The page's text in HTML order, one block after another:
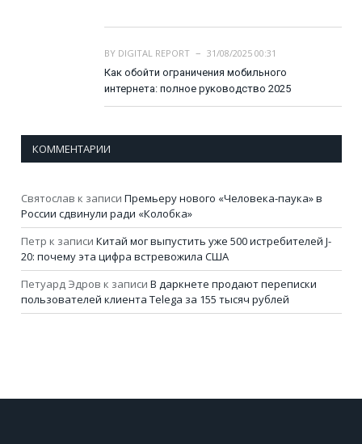
BY DIGITAL REPORT
31/08/2025 00:31
Как обойти ограничения мобильного
интернета: полное руководство 2025
КОММЕНТАРИИ
Святослав к записи Премьеру нового «Человека-паука» в
России сдвинули ради «Колобка»
Петр к записи Китай мог выпустить уже 500 истребителей J-
20: почему эта цифра встревожила США
Петуард Эдров к записи В даркнете продают переписки
пользователей клиента Telega за 155 тысяч рублей